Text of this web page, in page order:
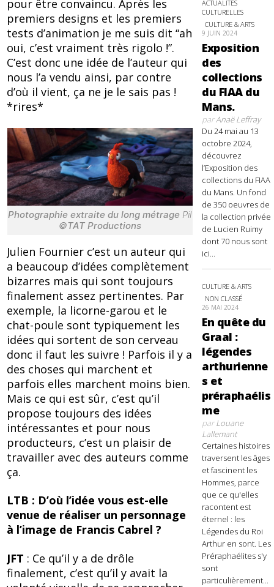
pour être convaincu. Après les
premiers designs et les premiers
tests d’animation je me suis dit “ah
oui, c’est vraiment très rigolo !”.
C’est donc une idée de l’auteur qui
nous l’a vendu ainsi, par contre
d’où il vient, ça ne je le sais pas !
*rires*
Photographie extraite du long métrage Pil
©TAT Productions
Julien Fournier c’est un auteur qui
a beaucoup d’idées complètement
bizarres mais qui sont toujours
finalement assez pertinentes. Par
exemple, la licorne-garou et le
chat-poule sont typiquement les
idées qui sortent de son cerveau
donc il faut les suivre ! Parfois il y a
des choses qui marchent et
parfois elles marchent moins bien.
Mais ce qui est sûr, c’est qu’il
propose toujours des idées
intéressantes et pour nous
producteurs, c’est un plaisir de
travailler avec des auteurs comme
ça.
LTB : D’où l’idée vous est-elle
venue de réaliser un personnage
à l’image de Francis Cabrel ?
JFT : Ce qu’il y a de drôle
finalement, c’est qu’il y avait la
ACTUALITÉS
CULTURELLES
CULTURE & ARTS
9 JUIN 2024
Exposition
des
collections
du FIAA du
Mans.
parAnaë Leffray
Du 24 mai au 13
octobre 2024,
découvrez
l’Exposition des
collections du FIAA
du Mans. Un fond
de 350 oeuvres de
la collection privée
de Lucien Ruimy
dont 70 nous sont
ici...
CULTURE & ARTS
NON CLASSÉ
26 MAI 2024
En quête du
Graal :
légendes
arthurienne
s et
préraphaélis
me
parLouane
Lallemant
Certaines histoires
traversent les âges
et fascinent les
Hommes, parce
que ce qu'elles
racontent est
éternel : les
Légendes du Roi
Arthur en sont. Les
Préraphaélites s'y
sont
particulièrement...